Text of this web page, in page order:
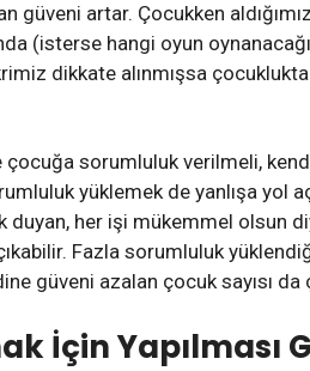
güveni artar. Çocukken
(isterse hangi oyun
dikkate alınmışsa
sorumluluk verilmeli,
yüklemek de yanlışa yol
her işi mükemmel olsun
Fazla sorumluluk
güveni azalan çocuk sayısı da
İçin Yapılması